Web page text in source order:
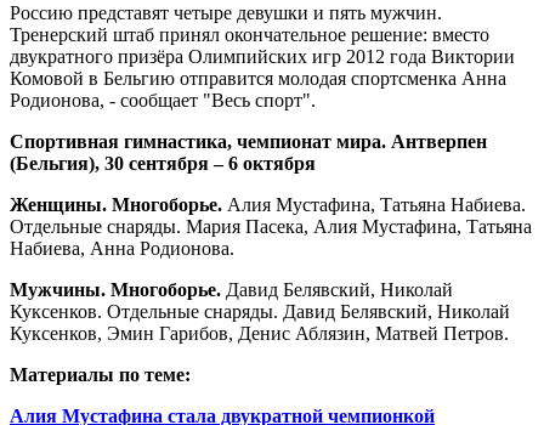
Россию представят четыре девушки и пять мужчин.
Тренерский штаб принял окончательное решение: вместо
двукратного призёра Олимпийских игр 2012 года Виктории
Комовой в Бельгию отправится молодая спортсменка Анна
Родионова, - сообщает "Весь спорт".
Спортивная гимнастика, чемпионат мира. Антверпен
(Бельгия), 30 сентября – 6 октября
Женщины. Многоборье. Алия Мустафина, Татьяна Набиева.
Отдельные снаряды. Мария Пасека, Алия Мустафина, Татьяна
Набиева, Анна Родионова.
Мужчины. Многоборье. Давид Белявский, Николай
Куксенков. Отдельные снаряды. Давид Белявский, Николай
Куксенков, Эмин Гарибов, Денис Аблязин, Матвей Петров.
Материалы по теме:
Алия Мустафина стала двукратной чемпионкой